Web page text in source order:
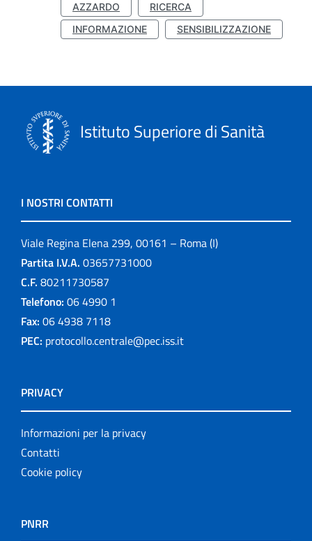
AZZARDO
RICERCA
INFORMAZIONE
SENSIBILIZZAZIONE
Istituto Superiore di Sanità
I NOSTRI CONTATTI
Viale Regina Elena 299, 00161 – Roma (I)
Partita I.V.A. 03657731000
C.F. 80211730587
Telefono: 06 4990 1
Fax: 06 4938 7118
PEC: protocollo.centrale@pec.iss.it
PRIVACY
Informazioni per la privacy
Contatti
Cookie policy
PNRR